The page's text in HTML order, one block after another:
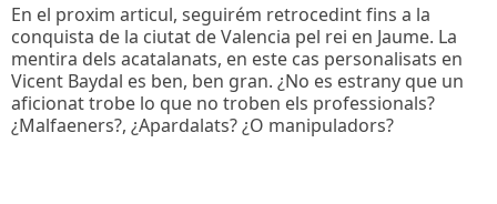
En el proxim articul, seguirém retrocedint fins a la
conquista de la ciutat de Valencia pel rei en Jaume. La
mentira dels acatalanats, en este cas personalisats en
Vicent Baydal es ben, ben gran. ¿No es estrany que un
aficionat trobe lo que no troben els professionals?
¿Malfaeners?, ¿Apardalats? ¿O manipuladors?